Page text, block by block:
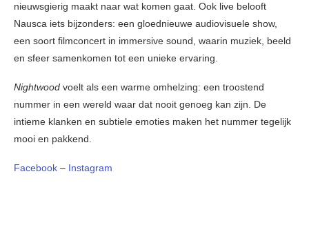
nieuwsgierig maakt naar wat komen gaat. Ook live belooft
Nausca iets bijzonders: een gloednieuwe audiovisuele show,
een soort filmconcert in immersive sound, waarin muziek, beeld
en sfeer samenkomen tot een unieke ervaring.
Nightwood voelt als een warme omhelzing: een troostend
nummer in een wereld waar dat nooit genoeg kan zijn. De
intieme klanken en subtiele emoties maken het nummer tegelijk
mooi en pakkend.
Facebook – Instagram